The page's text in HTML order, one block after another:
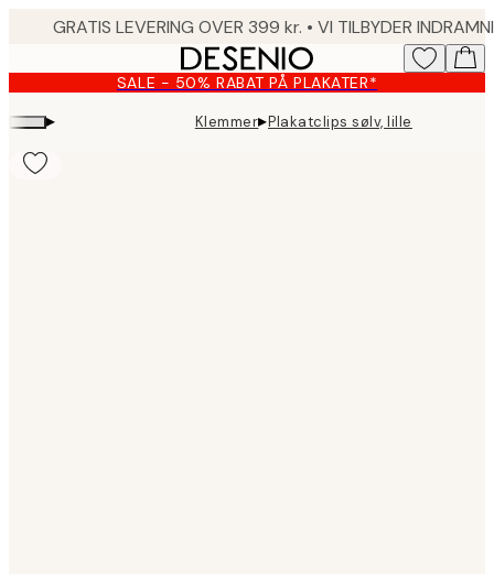
content.
SALE - 50% RABAT PÅ PLAKATER*
▸ Klemmer▸Plakatclips sølv, lille